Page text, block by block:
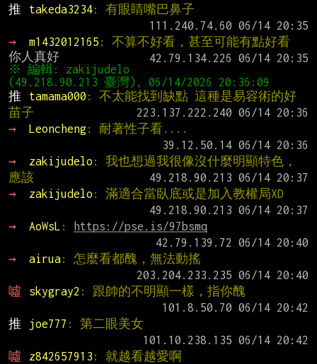
推
takeda3234: 有眼睛嘴巴鼻子
→
m1432012165 : 不算不好看，甚至可能有點好看
※ 編輯: zakijudelo
推
tamama000 : 不太能找到缺點 這種是易容術的好
苗子
→
Leoncheng: 耐著性子看....
→
zakijudelo : 我也想過我很像沒什麼明顯特色，
應該
→
zakijudelo : 滿適合當臥底或是加入教權局XD
→
AoWsL :
https://pse.is/97bsmq
→
airua: 怎麼看都醜，無法動搖
噓
skygray2 : 跟帥的不明顯一樣，指你醜
推
joe777 : 第二眼美女
噓
z842657913 : 就越看越愛啊